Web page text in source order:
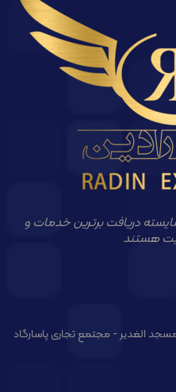
دریافت برترین خدمات و
هستند
الغدیر - مجتمع تجاری پاسارگاد